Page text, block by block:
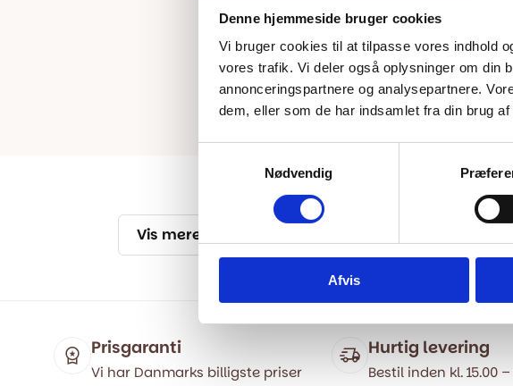
Denne hjemmeside bruger cookies
Vi bruger cookies til at tilpasse vores indhold
vores trafik. Vi deler også oplysninger om din
annonceringspartnere og analysepartnere.
dem, eller som de har indsamlet fra din brug af
Nødvendig
Afvis
Vis mere
Prisgaranti
Vi har Danmarks billigste priser
Hurtig levering
Bestil inden kl. 15.00